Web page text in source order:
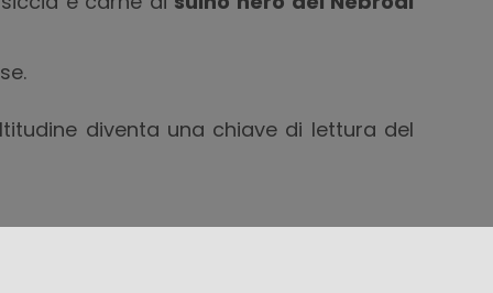
diventa una chiave di lettura del